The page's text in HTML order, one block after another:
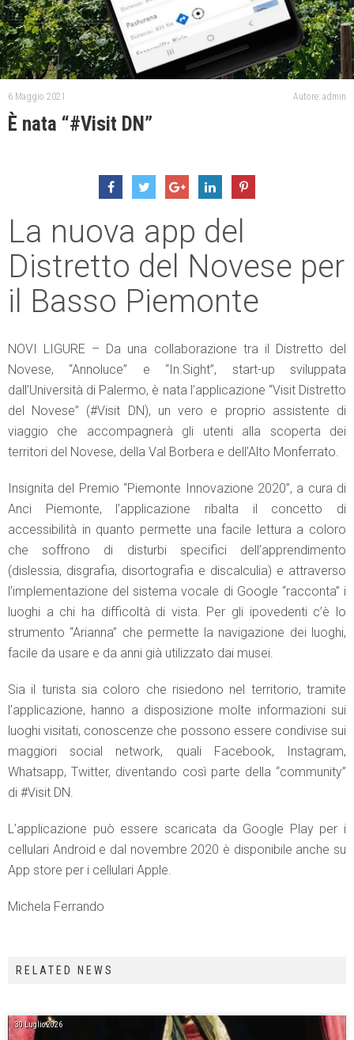
6 Maggio 2021 Autore: admin
È nata “#Visit DN”
La nuova app del
Distretto del Novese per
il Basso Piemonte
NOVI LIGURE – Da una collaborazione tra il Distretto del
Novese, “Annoluce” e “In.Sight”, start-up sviluppata
dall’Università di Palermo, è nata l’applicazione “Visit Distretto
del Novese” (#Visit DN), un vero e proprio assistente di
viaggio che accompagnerà gli utenti alla scoperta dei
territori del Novese, della Val Borbera e dell’Alto Monferrato.
Insignita del Premio “Piemonte Innovazione 2020”, a cura di
Anci Piemonte, l’applicazione ribalta il concetto di
accessibilità in quanto permette una facile lettura a coloro
che soffrono di disturbi specifici dell’apprendimento
(dislessia, disgrafia, disortografia e discalculia) e attraverso
l’implementazione del sistema vocale di Google “racconta” i
luoghi a chi ha difficoltà di vista. Per gli ipovedenti c’è lo
strumento “Arianna” che permette la navigazione dei luoghi,
facile da usare e da anni già utilizzato dai musei.
Sia il turista sia coloro che risiedono nel territorio, tramite
l’applicazione, hanno a disposizione molte informazioni sui
luoghi visitati, conoscenze che possono essere condivise sui
maggiori social network, quali Facebook, Instagram,
Whatsapp, Twitter, diventando così parte della “community”
di #Visit DN.
L’applicazione può essere scaricata da Google Play per i
cellulari Android e dal novembre 2020 è disponibile anche su
App store per i cellulari Apple.
Michela Ferrando
RELATED NEWS
30 Luglio 2026